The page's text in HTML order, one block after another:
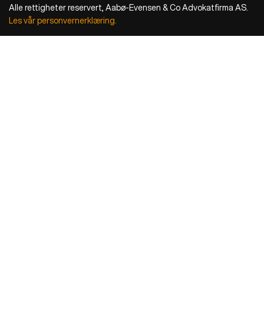
Alle rettigheter reservert, Aabø-Evensen & Co Advokatfirma AS.
Les vår personvernerklæring.